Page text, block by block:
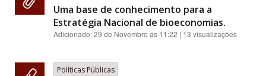
Uma base de conhecimento para a
Estratégia Nacional de bioeconomias.
Adicionado:29 de Novembro as 11:22 | 13 visualizações
Políticas Públicas